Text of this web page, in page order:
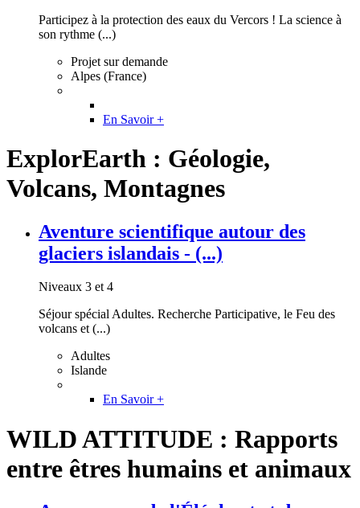
Participez à la protection des eaux du Vercors ! La science à
son rythme (...)
Projet sur demande
Alpes (France)
En Savoir +
ExplorEarth : Géologie,
Volcans, Montagnes
Aventure scientifique autour des
glaciers islandais - (...)
Niveaux 3 et 4
Séjour spécial Adultes. Recherche Participative, le Feu des
volcans et (...)
Adultes
Islande
En Savoir +
WILD ATTITUDE : Rapports
entre êtres humains et animaux